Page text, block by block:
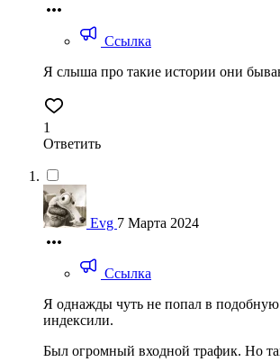
Ссылка
Я слыша про такие истории они
1
Ответить
Evg 7 Марта 2024
Ссылка
Я однажды чуть не попал в подобную
индексили.
Был огромный входной трафик. Но